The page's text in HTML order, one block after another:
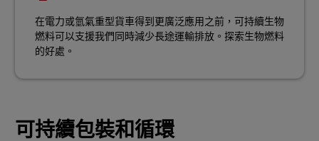
在電力或氫氣重型貨車得到更廣泛應用之前，可持續生物
燃料可以支援我們同時減少長途運輸排放。探索生物燃料
的好處。
可持續包裝和循環